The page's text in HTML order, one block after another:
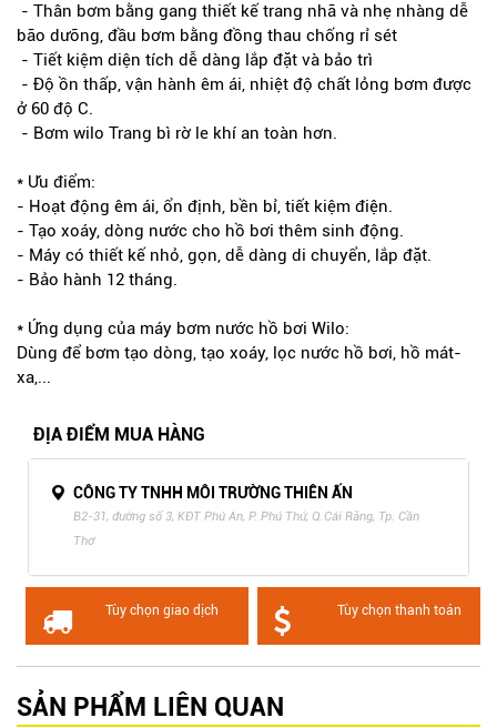
- Thân bơm bằng gang thiết kế trang nhã và nhẹ nhàng dễ
bão dưỡng, đầu bơm bằng đồng thau chống rỉ sét
- Tiết kiệm diện tích dễ dàng lắp đặt và bảo trì
- Độ ồn thấp, vận hành êm ái, nhiệt độ chất lỏng bơm được
ở 60 độ C.
- Bơm wilo Trang bì rờ le khí an toàn hơn.
* Ưu điểm:
- Hoạt động êm ái, ổn định, bền bỉ, tiết kiệm điện.
- Tạo xoáy, dòng nước cho hồ bơi thêm sinh động.
- Máy có thiết kế nhỏ, gọn, dễ dàng di chuyển, lắp đặt.
- Bảo hành 12 tháng.
* Ứng dụng của máy bơm nước hồ bơi Wilo:
Dùng để bơm tạo dòng, tạo xoáy, lọc nước hồ bơi, hồ mát-
xa,...
ĐỊA ĐIỂM MUA HÀNG
CÔNG TY TNHH MÔI TRƯỜNG THIÊN ẤN
B2-31, đường số 3, KĐT Phú An, P. Phú Thứ, Q.Cái Răng, Tp. Cần
Thơ
Tùy chọn giao dịch Tùy chọn thanh toán
SẢN PHẨM LIÊN QUAN